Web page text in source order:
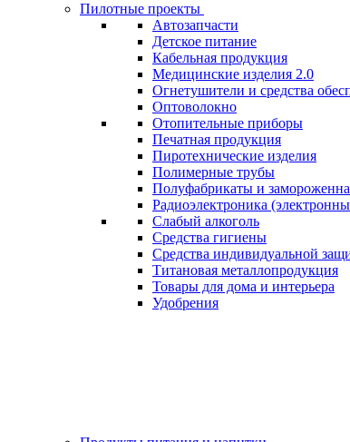
Пилотные проекты
Автозапчасти
Детское питание
Кабельная продукция
Медицинские изделия 2.0
Огнетушители и средства
Оптоволокно
Отопительные приборы
Печатная продукция
Пиротехнические изделия
Полимерные трубы
Полуфабрикаты и
Радиоэлектроника
Слабый алкоголь
Средства гигиены
Средства индивидуальной
Титановая металлопродукция
Товары для дома и интерьера
Удобрения